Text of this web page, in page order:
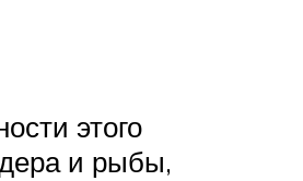
этого
и рыбы,